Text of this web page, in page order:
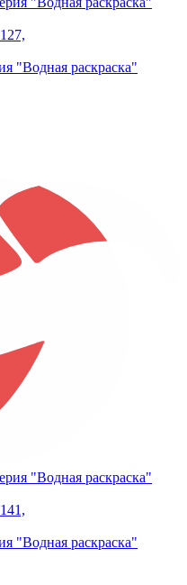
"Водная раскраска"
"Водная раскраска"